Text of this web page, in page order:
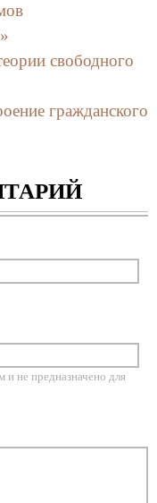
свободного
гражданского
и не предназначено для